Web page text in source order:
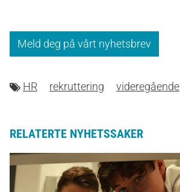
Meld deg på vårt nyhetsbrev
HR rekruttering videregående
RELATERTE NYHETSSAKER